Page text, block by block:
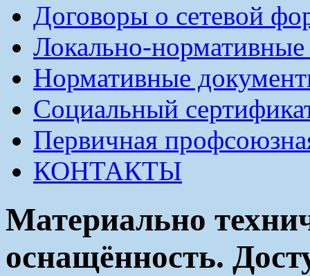
Договоры о сетевой
Локально-
Нормативные
Социальный
Первичная
КОНТАКТЫ
Материально
оснащённость.